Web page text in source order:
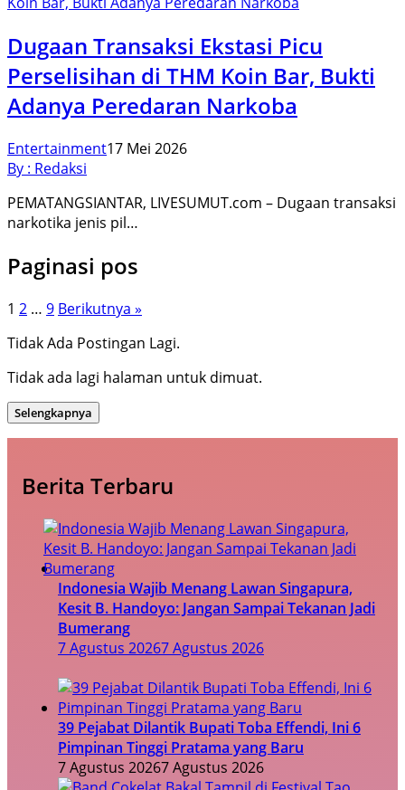
Dugaan Transaksi Ekstasi Picu
Perselisihan di THM Koin Bar, Bukti
Adanya Peredaran Narkoba
Entertainment17 Mei 2026
By : Redaksi
PEMATANGSIANTAR, LIVESUMUT.com – Dugaan transaksi
narkotika jenis pil…
Paginasi pos
1 2 … 9 Berikutnya »
Tidak Ada Postingan Lagi.
Tidak ada lagi halaman untuk dimuat.
Selengkapnya
Berita Terbaru
Indonesia Wajib Menang Lawan Singapura,
Kesit B. Handoyo: Jangan Sampai Tekanan Jadi
Bumerang
7 Agustus 20267 Agustus 2026
39 Pejabat Dilantik Bupati Toba Effendi, Ini 6
Pimpinan Tinggi Pratama yang Baru
7 Agustus 20267 Agustus 2026